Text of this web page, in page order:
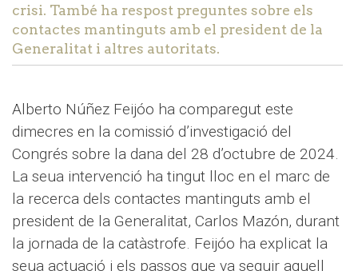
crisi. També ha respost preguntes sobre els
contactes mantinguts amb el president de la
Generalitat i altres autoritats.
Alberto Núñez Feijóo ha comparegut este
dimecres en la comissió d’investigació del
Congrés sobre la dana del 28 d’octubre de 2024.
La seua intervenció ha tingut lloc en el marc de
la recerca dels contactes mantinguts amb el
president de la Generalitat, Carlos Mazón, durant
la jornada de la catàstrofe. Feijóo ha explicat la
seua actuació i els passos que va seguir aquell